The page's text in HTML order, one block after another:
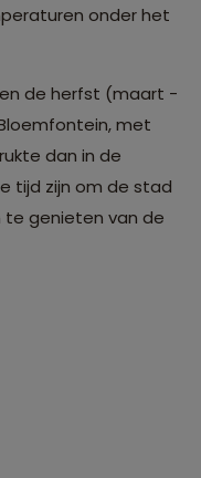
onder het
de herfst (maart -
met
dan in de
tijd zijn om de stad
te genieten van de